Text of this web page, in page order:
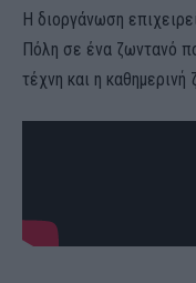
Η διοργάνωση
Πόλη σε ένα ζωντανό
τέχνη και η